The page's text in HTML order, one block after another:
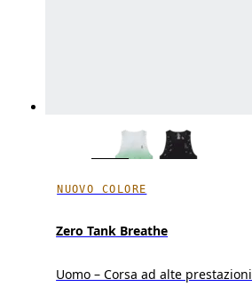
NUOVO COLORE
Zero Tank Breathe
Uomo – Corsa ad alte